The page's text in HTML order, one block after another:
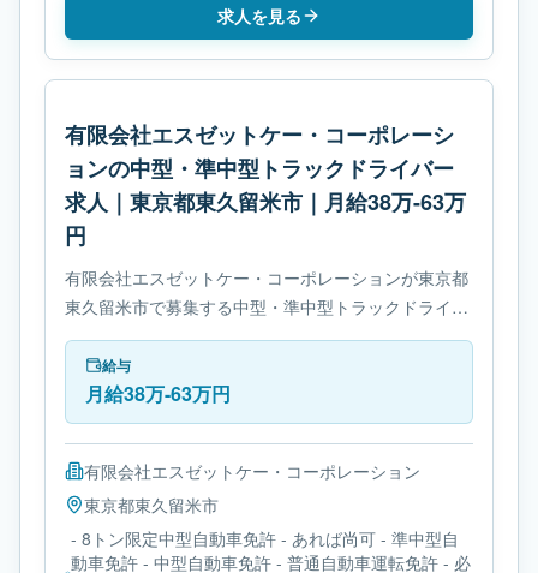
求人を見る
有限会社エスゼットケー・コーポレーシ
ョンの中型・準中型トラックドライバー
求人｜東京都東久留米市｜月給38万-63万
円
有限会社エスゼットケー・コーポレーションが東京都
東久留米市で募集する中型・準中型トラックドライバ
ー求人です。使用車種は中型トラックです。必要免許
は- 8トン限定中型自動車免許です。
給与
月給38万-63万円
有限会社エスゼットケー・コーポレーション
東京都東久留米市
- 8トン限定中型自動車免許 - あれば尚可 - 準中型自
動車免許 - 中型自動車免許 - 普通自動車運転免許 - 必